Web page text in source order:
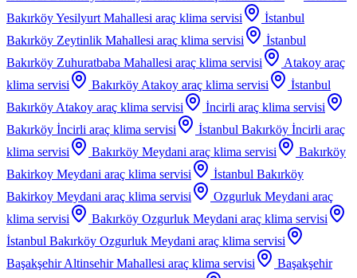
Bakırköy Yesilyurt Mahallesi araç klima servisi
İstanbul
Bakırköy Zeytinlik Mahallesi araç klima servisi
İstanbul
Bakırköy Zuhuratbaba Mahallesi araç klima servisi Atakoy araç
klima servisi
Bakırköy Atakoy araç klima servisi
İstanbul
Bakırköy Atakoy araç klima servisi İncirli araç klima servisi
Bakırköy İncirli araç klima servisi İstanbul Bakırköy İncirli araç
klima servisi
Bakırköy Meydani araç klima servisi
Bakırköy
Bakirkoy Meydani araç klima servisi
İstanbul Bakırköy
Bakirkoy Meydani araç klima servisi Ozgurluk Meydani araç
klima servisi
Bakırköy Ozgurluk Meydani araç klima servisi
İstanbul Bakırköy Ozgurluk Meydani araç klima servisi
Başakşehir Altinsehir Mahallesi araç klima servisi
Başakşehir